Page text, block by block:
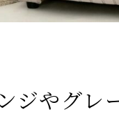
ジやグレ